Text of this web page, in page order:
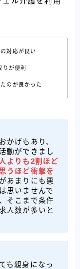
対応が良い
りが便利
のが良かった
かげもあり、
動ができまし
よりも2割ほど
うほど衝撃を
あまりにも悪
思いませんで
そこまで条件
人数が多いと
も親身になっ